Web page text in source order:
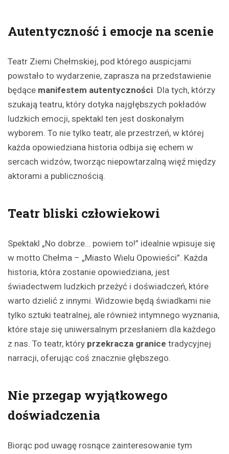
Autentyczność i emocje na scenie
Teatr Ziemi Chełmskiej, pod którego auspicjami
powstało to wydarzenie, zaprasza na przedstawienie
będące manifestem autentyczności. Dla tych, którzy
szukają teatru, który dotyka najgłębszych pokładów
ludzkich emocji, spektakl ten jest doskonałym
wyborem. To nie tylko teatr, ale przestrzeń, w której
każda opowiedziana historia odbija się echem w
sercach widzów, tworząc niepowtarzalną więź między
aktorami a publicznością.
Teatr bliski człowiekowi
Spektakl „No dobrze… powiem to!” idealnie wpisuje się
w motto Chełma – „Miasto Wielu Opowieści”. Każda
historia, która zostanie opowiedziana, jest
świadectwem ludzkich przeżyć i doświadczeń, które
warto dzielić z innymi. Widzowie będą świadkami nie
tylko sztuki teatralnej, ale również intymnego wyznania,
które staje się uniwersalnym przesłaniem dla każdego
z nas. To teatr, który przekracza granice tradycyjnej
narracji, oferując coś znacznie głębszego.
Nie przegap wyjątkowego
doświadczenia
Biorąc pod uwagę rosnące zainteresowanie tym